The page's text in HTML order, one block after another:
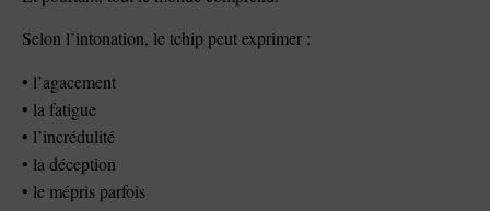
Selon l’intonation, le tchip peut exprimer :
• l’agacement
• la fatigue
• l’incrédulité
• la déception
• le mépris parfois